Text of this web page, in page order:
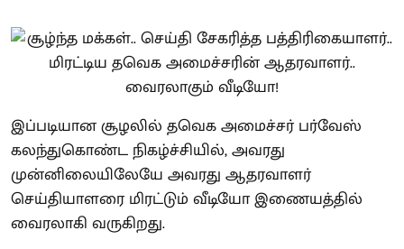
இப்படியான சூழலில் தவெக அமைச்சர் பர்வேஸ்
கலந்துகொண்ட நிகழ்ச்சியில், அவரது
முன்னிலையிலேயே அவரது ஆதரவாளர்
செய்தியாளரை மிரட்டும் வீடியோ இணையத்தில்
வைரலாகி வருகிறது.